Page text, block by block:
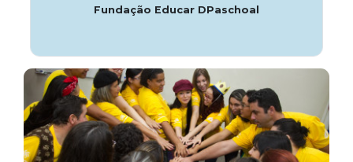
Fundação Educar DPaschoal